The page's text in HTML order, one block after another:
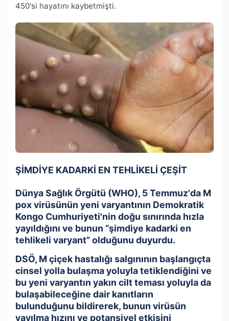
450'si hayatını kaybetmişti.
ŞİMDİYE KADARKİ EN TEHLİKELİ ÇEŞİT
Dünya Sağlık Örgütü (WHO), 5 Temmuz'da M
pox virüsünün yeni varyantının Demokratik
Kongo Cumhuriyeti'nin doğu sınırında hızla
yayıldığını ve bunun “şimdiye kadarki en
tehlikeli varyant” olduğunu duyurdu.
DSÖ, M çiçek hastalığı salgınının başlangıçta
cinsel yolla bulaşma yoluyla tetiklendiğini ve
bu yeni varyantın yakın cilt teması yoluyla da
bulaşabileceğine dair kanıtların
bulunduğunu bildirerek, bunun virüsün
yayılma hızını ve potansiyel etkisini